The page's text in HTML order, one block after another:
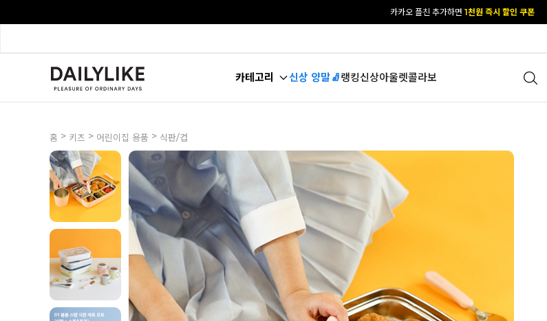
[공식몰 단독] 앱 다운받고2% 결제 할인 받기
카테고리 신상 양말🧦랭킹신상아울렛콜라보
홈 > 키즈 > 어린이집 용품 > 식판/컵